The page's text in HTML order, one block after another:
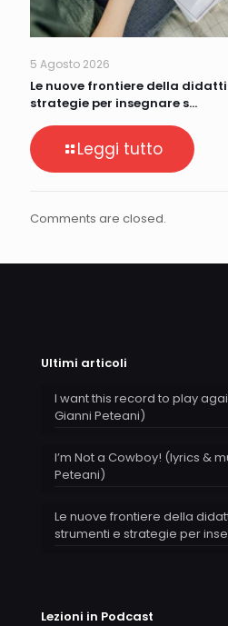
5 Agosto 2026
Le nuove frontiere della
strategie per insegnare s…
Leggi tutto
Comments are closed.
Ultimi articoli
I want this record to play
Gianni Peteani)
I’m Not a Cowboy! (lyrics &
Peteani)
Le nuove frontiere della
strumenti e strategie per
Lezioni in Podcast